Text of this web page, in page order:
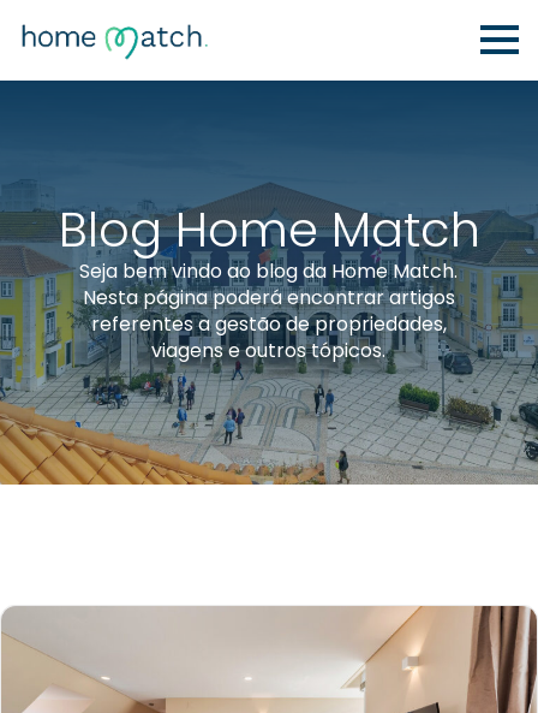
Blog Home Match
Seja bem vindo ao blog da Home Match.
Nesta página poderá encontrar artigos
referentes a gestão de propriedades,
viagens e outros tópicos.